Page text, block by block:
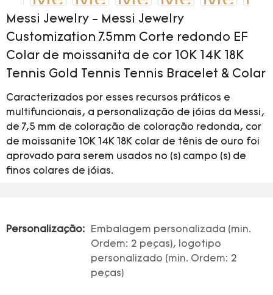
Messi Jewelry - Messi Jewelry
Customization 7.5mm Corte redondo EF
Colar de moissanita de cor 10K 14K 18K
Tennis Gold Tennis Tennis Bracelet & Colar
Caracterizados por esses recursos práticos e
multifuncionais, a personalização de jóias da Messi,
de 7,5 mm de coloração de coloração redonda, cor
de moissanite 10K 14K 18K colar de tênis de ouro foi
aprovado para serem usados ​​no (s) campo (s) de
finos colares de jóias.
Personalização:
Embalagem personalizada (min.
Ordem: 2 peças), logotipo
personalizado (min. Ordem: 2
peças)